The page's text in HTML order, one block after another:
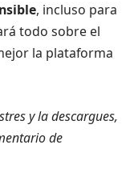
, incluso para
todo sobre el
la plataforma
y la descargues,
de